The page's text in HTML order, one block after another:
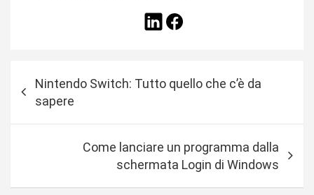
a
Nintendo Switch: Tutto quello che c’è da
sapere
Come lanciare un programma dalla
schermata Login di Windows